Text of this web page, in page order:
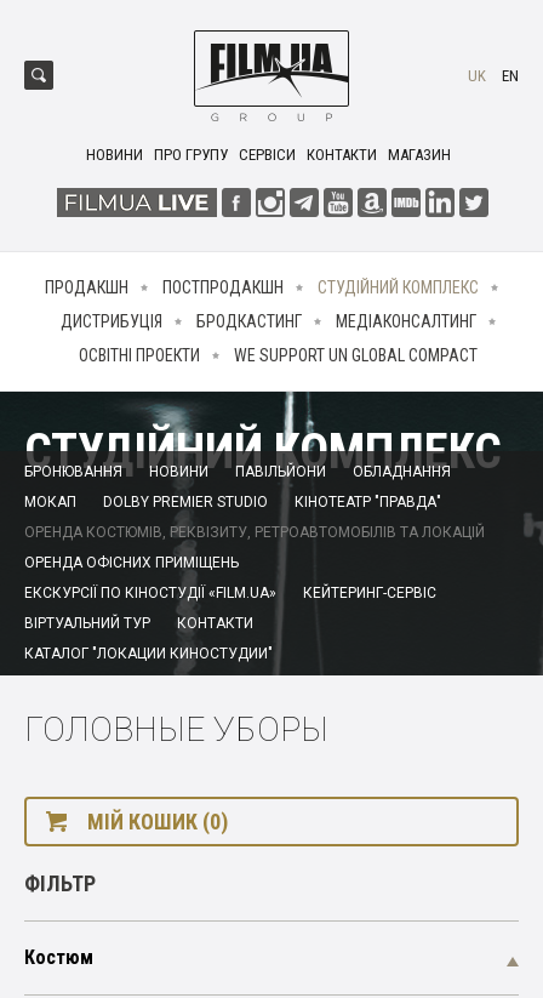
НОВИНИ ПРО ГРУПУ СЕРВІСИ КОНТАКТИ МАГАЗИН
UK EN
ПРОДАКШН ПОСТПРОДАКШН
СТУДІЙНИЙ КОМПЛЕКС
ДИСТРИБУЦІЯ
БРОДКАСТИНГ
МЕДІАКОНСАЛТИНГ
ОСВІТНІ ПРОЕКТИ
WE SUPPORT UN GLOBAL COMPACT
СТУДІЙНИЙ КОМПЛЕКС
БРОНЮВАННЯ НОВИНИ ПАВІЛЬЙОНИ
ОБЛАДНАННЯ
МОКАП
DOLBY PREMIER STUDIO
КІНОТЕАТР "ПРАВДА"
ОРЕНДА КОСТЮМІВ, РЕКВІЗИТУ, РЕТРОАВТОМОБІЛІВ ТА ЛОКАЦІЙ
ОРЕНДА ОФІСНИХ ПРИМІЩЕНЬ
ЕКСКУРСІЇ ПО КІНОСТУДІЇ «FILM.UA»
КЕЙТЕРИНГ-СЕРВІС
ВІРТУАЛЬНИЙ ТУР
КОНТАКТИ
КАТАЛОГ "ЛОКАЦИИ КИНОСТУДИИ"
ГОЛОВНЫЕ УБОРЫ
МІЙ КОШИК (0)
ФІЛЬТР
Костюм